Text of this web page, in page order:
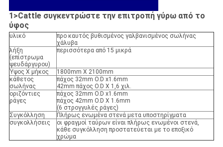
1>Cattle συγκεντρώστε την επιτροπή γύρω από το
ύφος
υλικό
προ καυτός βυθισμένος γαλβανισμένος σωλήνας
χάλυβα
λήξη
(επίστρωμα
ψευδάργυρου)
περισσότερα από 15 μικρά
Ύψος Χ μήκος
1800mm X 2100mm
κάθετος
σωλήνας
πάχος 32mm O.D x1.6mm
42mm πάχος O.D Χ 1,6 χιλ.
οριζόντιες
ράγες
πάχος 32mm O.D x1.6mm
πάχος 42mm O.D Χ 1.6mm
(6 στρογγυλές ράγες)
Συγκόλληση
Πλήρως ενωμένα στενά μετα υποστηρίγματα
συγκολλήσεις
οι φραγμοί ταύρων είναι πλήρως ενωμένοι στενά,
κάθε συγκόλληση προστατεύεται με το εποξικό
χρώμα